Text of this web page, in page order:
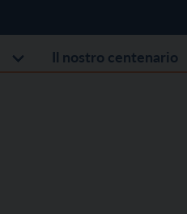
Il nostro centenario